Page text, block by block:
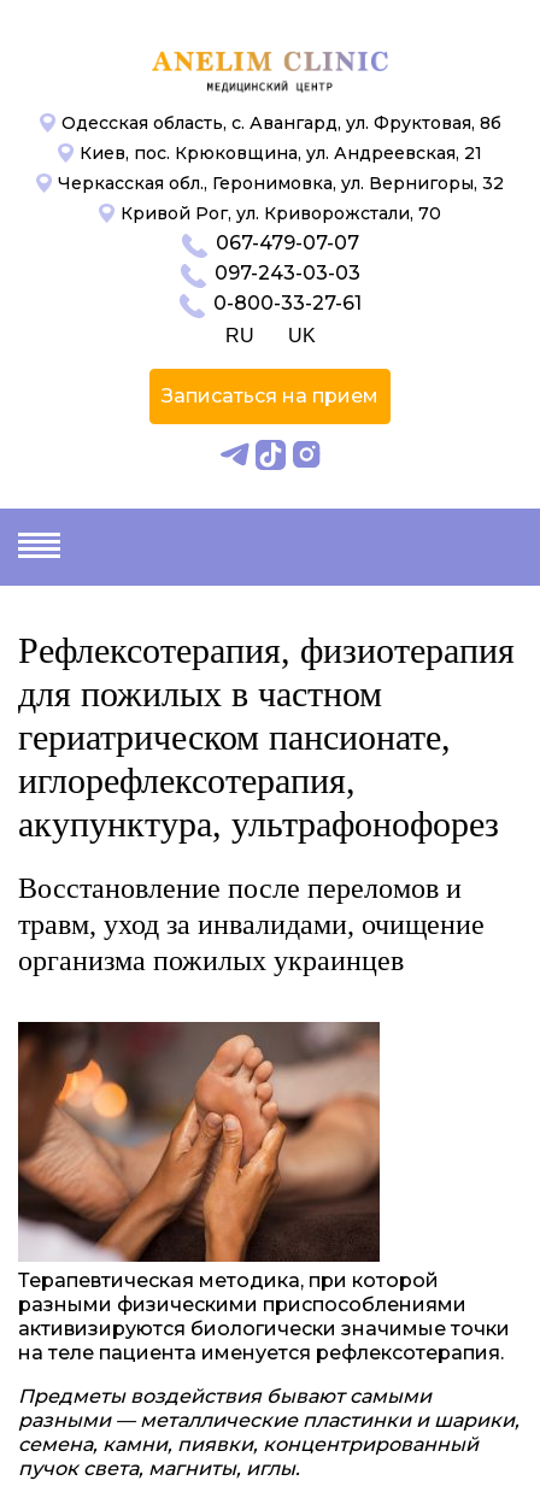
Одесская область, с. Авангард, ул. Фруктовая, 8б
Киев, пос. Крюковщина, ул. Андреевская, 21
Черкасская обл., Геронимовка, ул. Вернигоры, 32
Кривой Рог, ул. Криворожстали, 70
067-479-07-07
097-243-03-03
0-800-33-27-61
RU UK
Записаться на прием
Рефлексотерапия, физиотерапия
для пожилых в частном
гериатрическом пансионате,
иглорефлексотерапия,
акупунктура, ультрафонофорез
Восстановление после переломов и
травм, уход за инвалидами, очищение
организма пожилых украинцев
Терапевтическая методика, при которой
разными физическими приспособлениями
активизируются биологически значимые точки
на теле пациента именуется рефлексотерапия.
Предметы воздействия бывают самыми
разными — металлические пластинки и шарики,
семена, камни, пиявки, концентрированный
пучок света, магниты, иглы.